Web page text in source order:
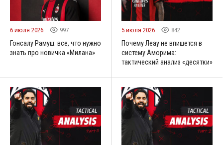
6 июля 2026 997
Гонсалу Рамуш: все, что нужно
знать про новичка «Милана»
5 июля 2026 842
Почему Леау не впишется в
систему Аморима:
тактический анализ «десятки»